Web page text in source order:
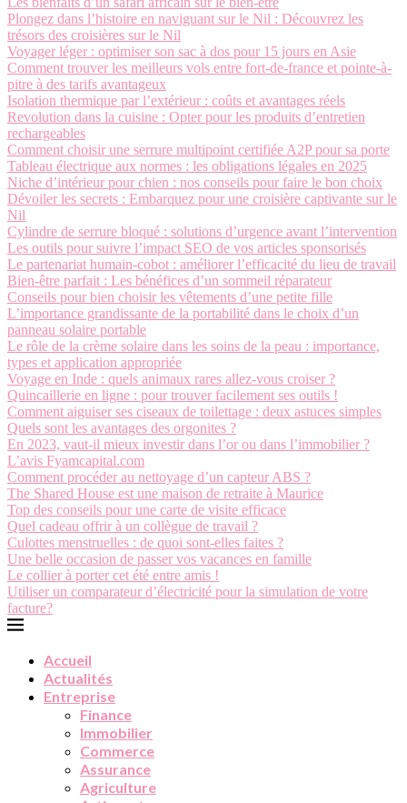
Plongez dans l’histoire en naviguant sur le Nil : Découvrez les
trésors des croisières sur le Nil
Voyager léger : optimiser son sac à dos pour 15 jours en Asie
Comment trouver les meilleurs vols entre fort-de-france et pointe-à-
pitre à des tarifs avantageux
Isolation thermique par l’extérieur : coûts et avantages réels
Revolution dans la cuisine : Opter pour les produits d’entretien
rechargeables
Comment choisir une serrure multipoint certifiée A2P pour sa porte
Tableau électrique aux normes : les obligations légales en 2025
Niche d’intérieur pour chien : nos conseils pour faire le bon choix
Dévoiler les secrets : Embarquez pour une croisière captivante sur le
Nil
Cylindre de serrure bloqué : solutions d’urgence avant l’intervention
Les outils pour suivre l’impact SEO de vos articles sponsorisés
Le partenariat humain-cobot : améliorer l’efficacité du lieu de travail
Bien-être parfait : Les bénéfices d’un sommeil réparateur
Conseils pour bien choisir les vêtements d’une petite fille
L’importance grandissante de la portabilité dans le choix d’un
panneau solaire portable
Le rôle de la crème solaire dans les soins de la peau : importance,
types et application appropriée
Voyage en Inde : quels animaux rares allez-vous croiser ?
Quincaillerie en ligne : pour trouver facilement ses outils !
Comment aiguiser ses ciseaux de toilettage : deux astuces simples
Quels sont les avantages des orgonites ?
En 2023, vaut-il mieux investir dans l’or ou dans l’immobilier ?
L’avis Fyamcapital.com
Comment procéder au nettoyage d’un capteur ABS ?
The Shared House est une maison de retraite à Maurice
Top des conseils pour une carte de visite efficace
Quel cadeau offrir à un collègue de travail ?
Culottes menstruelles : de quoi sont-elles faites ?
Une belle occasion de passer vos vacances en famille
Le collier à porter cet été entre amis !
Utiliser un comparateur d’électricité pour la simulation de votre
facture?
Accueil
Actualités
Entreprise
Finance
Immobilier
Commerce
Assurance
Agriculture